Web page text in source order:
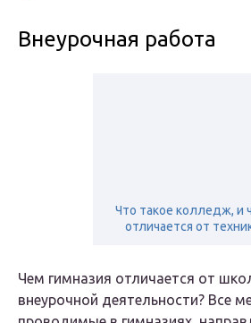
Внеурочная работа
Что такое колледж, и
отличается от
Чем гимназия отличается от
внеурочной деятельности? Все